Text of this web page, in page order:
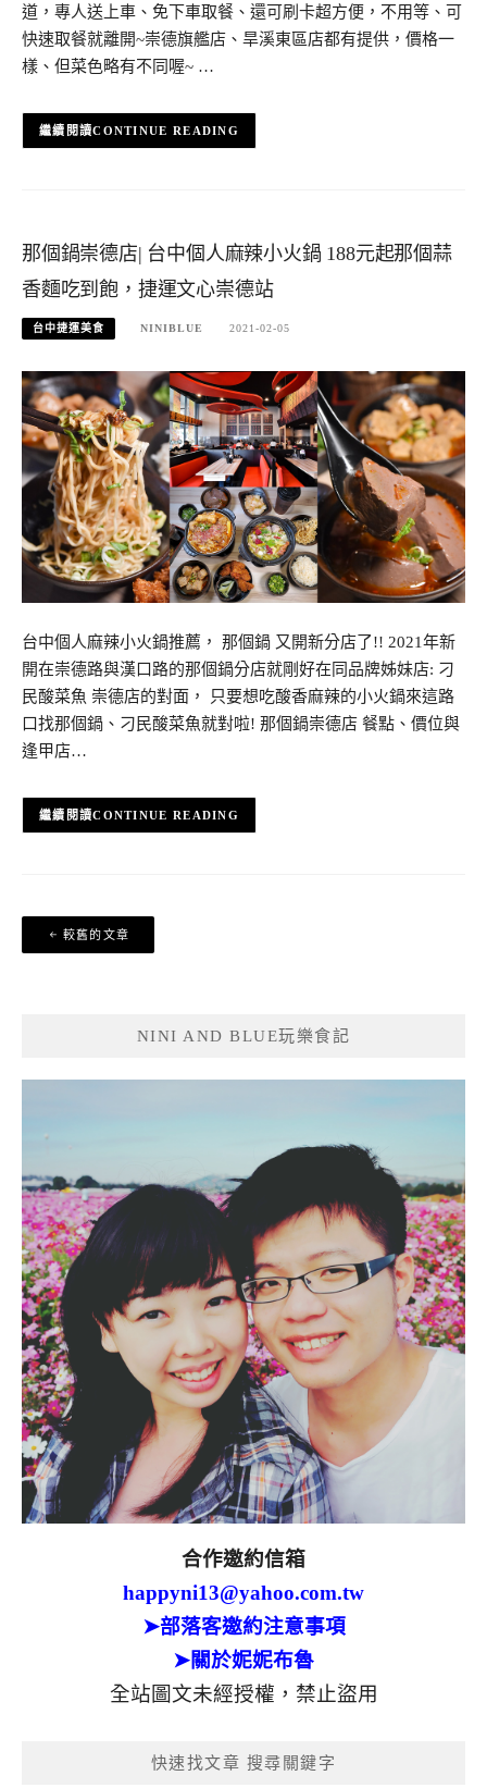
道，專人送上車、免下車取餐、還可刷卡超方便，不用等、可
快速取餐就離開~崇德旗艦店、旱溪東區店都有提供，價格一
樣、但菜色略有不同喔~ …
CONTINUE READING
那個鍋崇德店| 台中個人麻辣小火鍋 188元起那個蒜
香麵吃到飽，捷運文心崇德站
台中捷運美食 NINIBLUE 2021-02-05
台中個人麻辣小火鍋推薦， 那個鍋 又開新分店了!! 2021年新
開在崇德路與漢口路的那個鍋分店就剛好在同品牌姊妹店: 刁
民酸菜魚 崇德店的對面， 只要想吃酸香麻辣的小火鍋來這路
口找那個鍋、刁民酸菜魚就對啦! 那個鍋崇德店 餐點、價位與
逢甲店…
CONTINUE READING
文
章
較舊的文章
NINI AND BLUE玩樂食記
合作邀約信箱
happyni13@yahoo.com.tw
➤部落客邀約注意事項
➤關於妮妮布魯
全站圖文未經授權，禁止盜用
快速找文章 搜尋關鍵字